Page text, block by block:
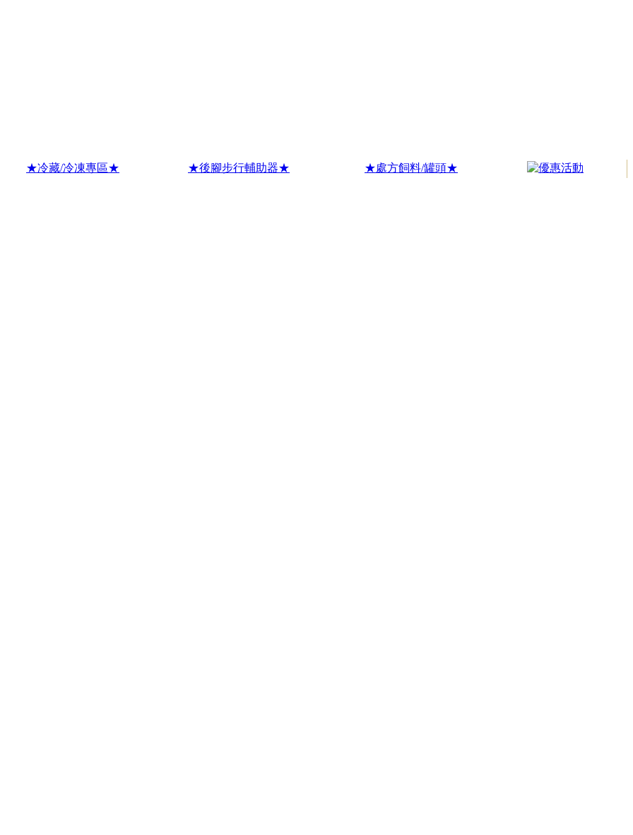
★冷藏/冷凍專區★ ★後腳步行輔助器★ ★處方飼料/罐頭★